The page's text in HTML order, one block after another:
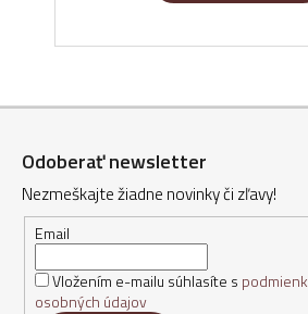
Z
Odoberať newsletter
Nezmeškajte žiadne novinky či zľavy!
Email
Vložením e-mailu súhlasíte s
osobných údajov